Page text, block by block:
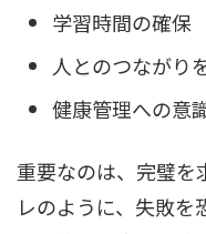
学習時間の確保
人とのつながり
健康管理への意
重要なのは、完璧を
レのように、失敗を